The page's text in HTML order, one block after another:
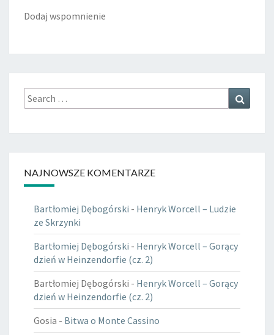
Dodaj wspomnienie
Search
for:
NAJNOWSZE KOMENTARZE
Bartłomiej Dębogórski - Henryk Worcell – Ludzie
ze Skrzynki
Bartłomiej Dębogórski - Henryk Worcell – Gorący
dzień w Heinzendorfie (cz. 2)
Bartłomiej Dębogórski - Henryk Worcell – Gorący
dzień w Heinzendorfie (cz. 2)
Gosia - Bitwa o Monte Cassino